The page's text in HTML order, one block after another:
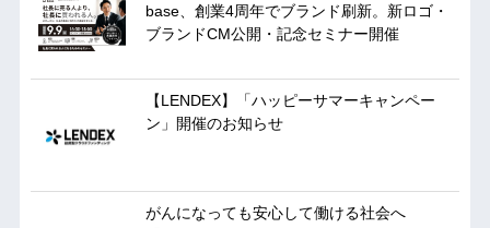
base、創業4周年でブランド刷新。新ロゴ・
ブランドCM公開・記念セミナー開催
【LENDEX】「ハッピーサマーキャンペー
ン」開催のお知らせ
がんになっても安心して働ける社会へ